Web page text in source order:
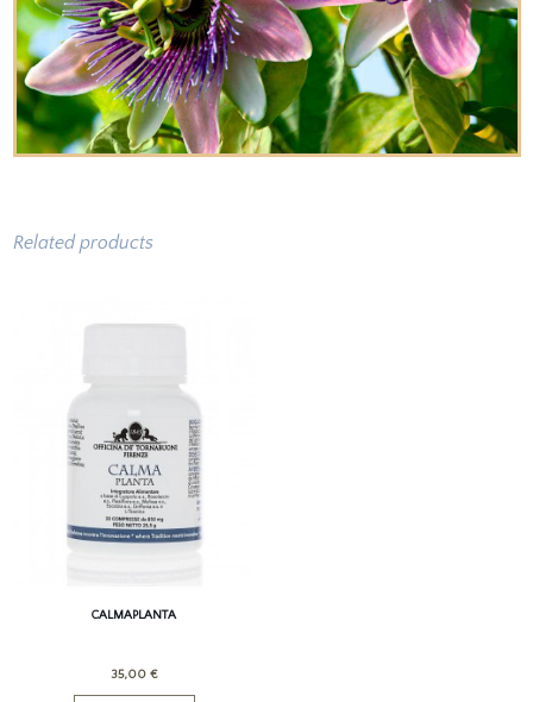
Related products
CALMAPLANTA
35,00 €